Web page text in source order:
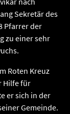
Sekretär des
Pfarrer der
zu einer sehr
Roten Kreuz
Hilfe für
er sich in der
Gemeinde.